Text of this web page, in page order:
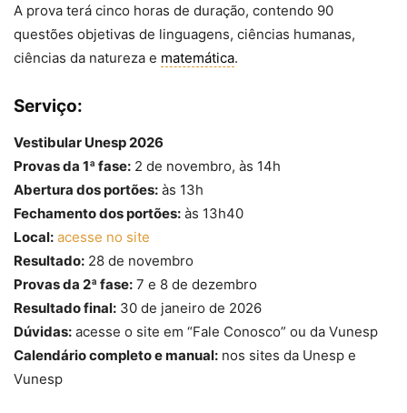
A prova terá cinco horas de duração, contendo 90
questões objetivas de linguagens, ciências humanas,
ciências da natureza e matemática.
Serviço:
Vestibular Unesp 2026
Provas da 1ª fase: 2 de novembro, às 14h
Abertura dos portões: às 13h
Fechamento dos portões: às 13h40
Local: acesse no site
Resultado: 28 de novembro
Provas da 2ª fase: 7 e 8 de dezembro
Resultado final: 30 de janeiro de 2026
Dúvidas: acesse o site em “Fale Conosco” ou da Vunesp
Calendário completo e manual: nos sites da Unesp e
Vunesp